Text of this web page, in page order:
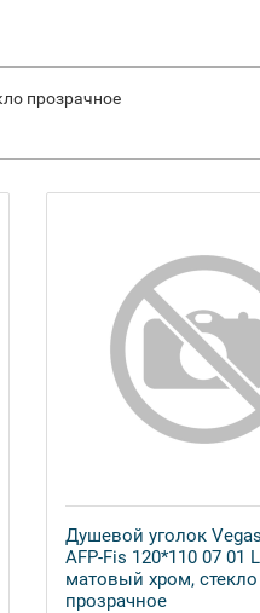
прозрачное
Душевой уголок
AFP-Fis 120*110 07 01
матовый хром, стекло
прозрачное